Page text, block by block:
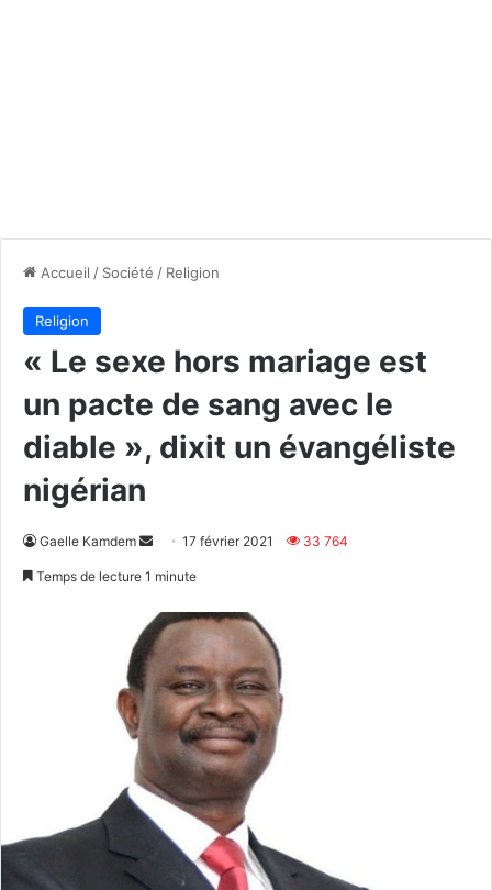
Accueil / Société / Religion
Religion
« Le sexe hors mariage est
un pacte de sang avec le
diable », dixit un évangéliste
nigérian
Gaelle Kamdem
Envoyer17 février 2021 33 764
Temps de lecture 1 minute